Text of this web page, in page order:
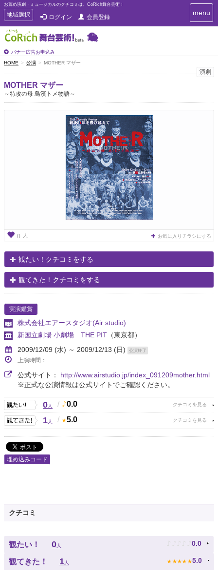
お薦め演劇・ミュージカルのクチコミは、CoRich舞台芸術！
T
o
g
g
e
n
a
v
i
地域選択 ログイン 会員登録
バナー広告お申込み
T
o
g
menu
HOME 公演 MOTHER マザー
演劇
MOTHER マザー
～特攻の母 鳥濱トメ物語～
0 人 お気に入りチラシにする
観たい！クチコミをする
観てきた！クチコミをする
実演鑑賞
株式会社エアースタジオ(Air studio)
新国立劇場 小劇場 THE PIT （東京都）
2009/12/09 (水) ～ 2009/12/13 (日)
公演終了
上演時間：
公式サイト： http://www.airstudio.jp/index_091209mother.html
※正式な公演情報は公式サイトでご確認ください。
0人 / 0.0
1人 / 5.0
埋め込みコード
クチコミ
観たい！ 0人 ♪ ♪ ♪ ♪ ♪ 0.0
観てきた！ 1人 ★ ★ ★ ★ ★ 5.0